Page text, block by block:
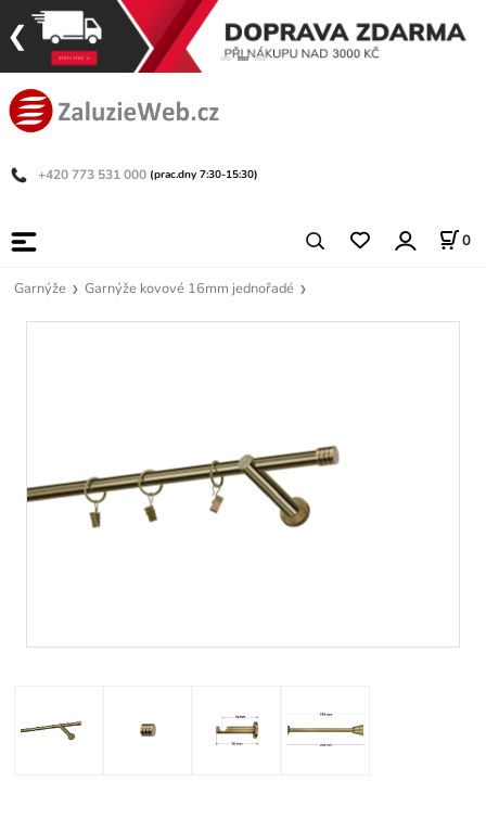
+420 773 531 000 (prac.dny 7:30-15:30)
0
Garnýže Garnýže kovové 16mm jednořadé